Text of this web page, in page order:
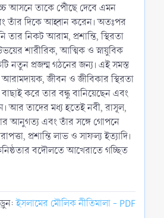
উচ্চ আসনে তাকে পৌঁছে দেবে এমন
তাঁর দিকে আহ্বান করেন। অতঃপর
নিকট আরাম, প্রশান্তি, স্থিরতা
শারীরিক, আত্মিক ও স্নায়ুবিক
নতুন প্রজন্ম গঠনের জন্য। এই সমস্ত
জীবন ও জীবিকার স্থিরতা
করে তার বন্ধু বানিয়েছেন এবং
আর তাদের মধ্য হতেই নবী, রাসূল,
আনুগত্য এবং তাঁর সঙ্গে গোপনে
প্রশান্তি লাভ ও সাফল্য ইত্যাদি।
বদৌলতে আখেরাতে গচ্ছিত
ইসলামের মৌলিক নীতিমালা - PDF